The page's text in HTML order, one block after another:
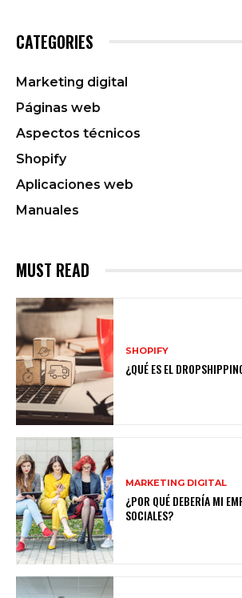
CATEGORIES
Marketing digital
Páginas web
Aspectos técnicos
Shopify
Aplicaciones web
Manuales
MUST READ
SHOPIFY
¿QUÉ ES EL
MARKETING DIGITAL
¿POR QUÉ DEBERÍA MI
SOCIALES?